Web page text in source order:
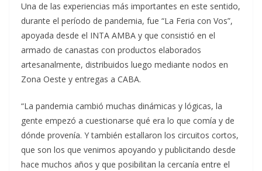
Una de las experiencias más importantes en este sentido,
durante el período de pandemia, fue “La Feria con Vos”,
apoyada desde el INTA AMBA y que consistió en el
armado de canastas con productos elaborados
artesanalmente, distribuidos luego mediante nodos en
Zona Oeste y entregas a CABA.
“La pandemia cambió muchas dinámicas y lógicas, la
gente empezó a cuestionarse qué era lo que comía y de
dónde provenía. Y también estallaron los circuitos cortos,
que son los que venimos apoyando y publicitando desde
hace muchos años y que posibilitan la cercanía entre el